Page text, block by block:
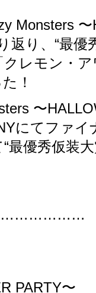
Monsters
返り、“最優
レモン・
！
〜
にてファイ
最優秀仮装
PARTY〜